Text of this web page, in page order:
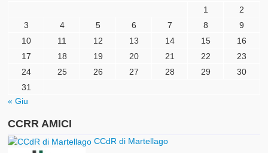
1
2
3
4 5 6 7 8
9
10
11 12 13 14 15
16
17
18 19 20 21 22
23
24
25 26 27 28 29
30
31
« Giu
CCRR AMICI
CCdR di Martellago